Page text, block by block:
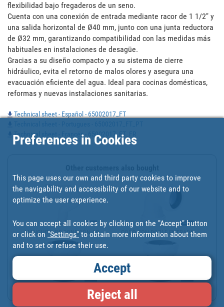
flexibilidad bajo fregaderos de un seno.
Cuenta con una conexión de entrada mediante racor de 1 1/2" y
una salida horizontal de Ø40 mm, junto con una junta reductora
de Ø32 mm, garantizando compatibilidad con las medidas más
habituales en instalaciones de desagüe.
Gracias a su diseño compacto y a su sistema de cierre
hidráulico, evita el retorno de malos olores y asegura una
evacuación eficiente del agua. Ideal para cocinas domésticas,
reformas y nuevas instalaciones sanitarias.
Technical sheet - Español - 65002017_FT
Technical sheet - Francés - 65002017_FT_FR
MANGUITO DE CONEXIÓN AC... CODO CON DOBLE ENTRADA ...
ENLACE MIXTO 1 1/2" X 4... ENLACE MIXTO 1 1/2" X 4...
Preferences in Cookies
This page uses our own and third party cookies to improve
the navigability and accessibility of our website and to
optimize the user experience.
You can accept all cookies by clicking on the "Accept" button
or click on "Settings" to obtain more information about them
and to set or refuse their use.
Accept
Reject all